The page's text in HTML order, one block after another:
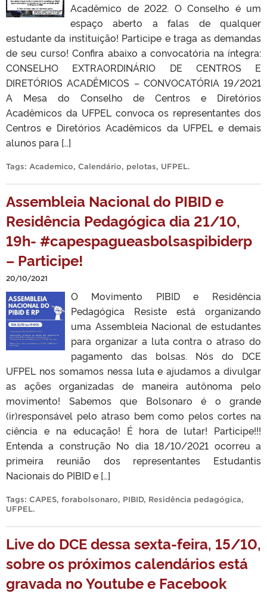
Acadêmico de 2022. O Conselho é um
espaço aberto a falas de qualquer
estudante da instituição! Participe e traga as demandas
de seu curso! Confira abaixo a convocatória na íntegra:
CONSELHO EXTRAORDINÁRIO DE CENTROS E
DIRETÓRIOS ACADÊMICOS – CONVOCATÓRIA 19/2021
A Mesa do Conselho de Centros e Diretórios
Acadêmicos da UFPEL convoca os representantes dos
Centros e Diretórios Acadêmicos da UFPEL e demais
alunos para […]
Tags: Academico, Calendário, pelotas, UFPEL.
Assembleia Nacional do PIBID e
Residência Pedagógica dia 21/10,
19h- #capespagueasbolsaspibiderp
– Participe!
20/10/2021
O Movimento PIBID e Residência
Pedagógica Resiste está organizando
uma Assembleia Nacional de estudantes
para organizar a luta contra o atraso do
pagamento das bolsas. Nós do DCE
UFPEL nos somamos nessa luta e ajudamos a divulgar
as ações organizadas de maneira autônoma pelo
movimento! Sabemos que Bolsonaro é o grande
(ir)responsável pelo atraso bem como pelos cortes na
ciência e na educação! É hora de lutar! Participe!!!
Entenda a construção No dia 18/10/2021 ocorreu a
primeira reunião dos representantes Estudantis
Nacionais do PIBID e […]
Tags: CAPES, forabolsonaro, PIBID, Residência pedagógica,
UFPEL.
Live do DCE dessa sexta-feira, 15/10,
sobre os próximos calendários está
gravada no Youtube e Facebook